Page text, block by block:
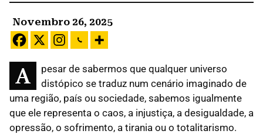
Novembro 26, 2025
Apesar de sabermos que qualquer universo
distópico se traduz num cenário imaginado de
uma região, país ou sociedade, sabemos igualmente
que ele representa o caos, a injustiça, a desigualdade, a
opressão, o sofrimento, a tirania ou o totalitarismo.